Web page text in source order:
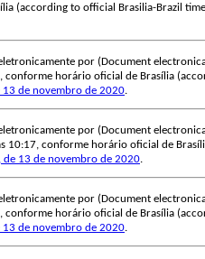
(according to official Brasilia-Brazil
por (Document
horário oficial de Brasília
13 de novembro de 2020.
por (Document
10:17, conforme horário oficial de
de 13 de novembro de 2020.
por (Document
horário oficial de Brasília
13 de novembro de 2020.